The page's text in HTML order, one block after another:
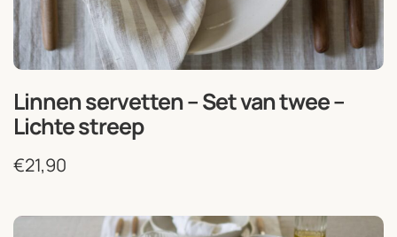
Linnen servetten – Set van twee –
Lichte streep
€21,90